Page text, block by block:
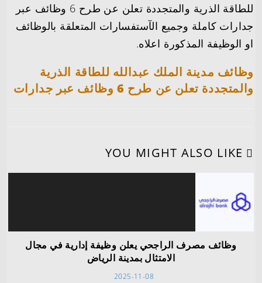
للطاقة الذرية والمتجددة تعلن عن طرح 6 وظائف عبر
جدارات كاملة وجميع الآستفسارات المتعلقة بالوظائف
او الوظيفة المذكورة اعلاه.
وظائف مدينة الملك عبدالله للطاقة الذرية
والمتجددة تعلن عن طرح 6 وظائف عبر جدارات
YOU MIGHT ALSO LIKE
وظائف مصرف الراجحي يعلن وظيفة إدارية في مجال
الامتثال بمدينة الرياض
2025-11-08